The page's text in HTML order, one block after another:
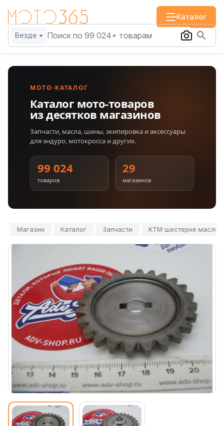
Каталог
Везде
МОТО-КАТАЛОГ
Каталог мото-товаров
из десятков магазинов
Запчасти, масла, шины, экипировка и аксессуары
для эндуро, мотокросса и других.
99 024
товаров
29
магазинов
Магазин Каталог Запчасти KTM шестерня